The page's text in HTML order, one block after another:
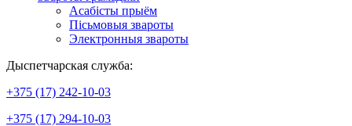
Асабісты прыём
Пісьмовыя звароты
Электронныя звароты
Дыспетчарская служба:
+375 (17) 242-10-03
+375 (17) 294-10-03